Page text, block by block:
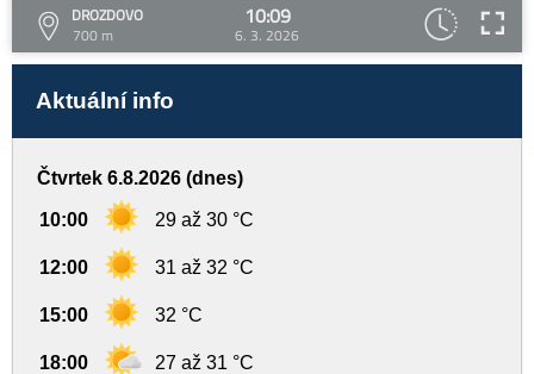
DROZDOVO
700 m
10:09
6. 3. 2026
Aktuální info
Čtvrtek 6.8.2026 (dnes)
10:00 29 až 30 °C
12:00 31 až 32 °C
15:00 32 °C
18:00 27 až 31 °C